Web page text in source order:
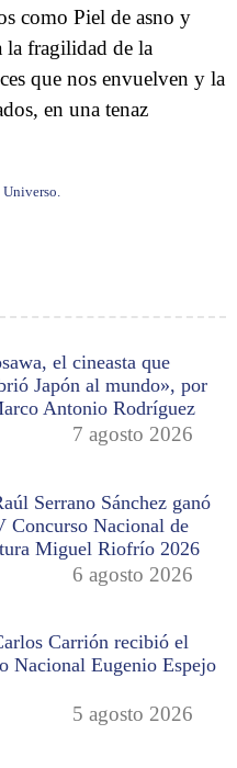
el cineasta que
Japón al mundo», por
Antonio Rodríguez
7 agosto 2026
Serrano Sánchez ganó
Concurso Nacional de
Miguel Riofrío 2026
6 agosto 2026
Carrión recibió el
Nacional Eugenio Espejo
5 agosto 2026
como Piel de asno y
la fragilidad de la
que nos envuelven y la
en una tenaz